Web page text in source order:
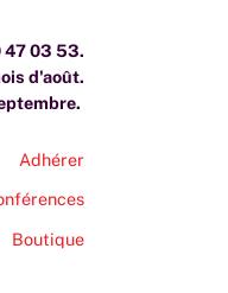
47 03 53.
d'août.
Adhérer
Boutique